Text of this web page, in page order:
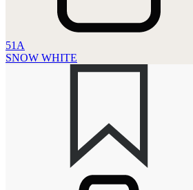
51A
SNOW WHITE